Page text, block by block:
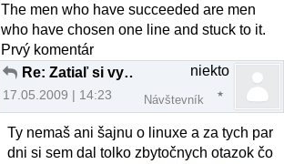
The men who have succeeded are men
who have chosen one line and stuck to it.
Prvý komentár
Re: Zatiaľ si vyskúšaj aj iné distrá ...
17.05.2009 | 14:23
niekto
Návštevník
Ty nemaš ani šajnu o linuxe a za tych par
dni si sem dal tolko zbytočnych otazok čo